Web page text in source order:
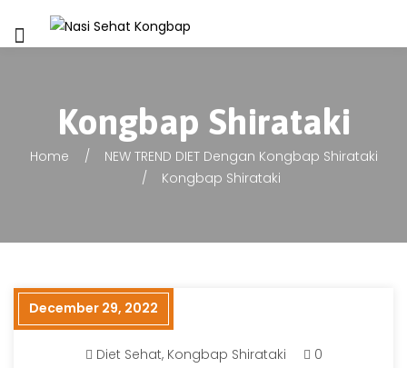
Kongbap Shirataki
Home
NEW TREND DIET Dengan Kongbap Shirataki
Kongbap Shirataki
December 29, 2022
Diet Sehat, Kongbap Shirataki 0